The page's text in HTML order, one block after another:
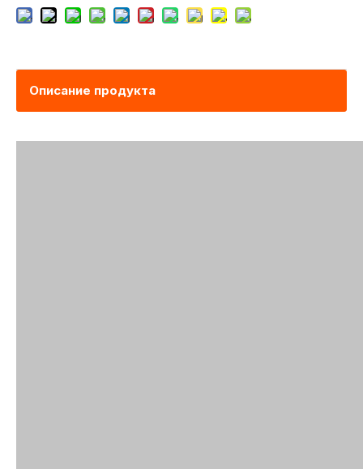
Описание продукта